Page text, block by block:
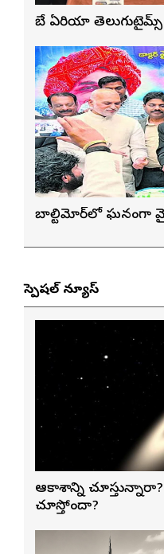
బే ఏరియా తెలుగుటైమ్స్
బాల్టిమోర్‌లో ఘనంగా
స్పెషల్ న్యూస్
ఆకాశాన్ని
చూస్తోందా?